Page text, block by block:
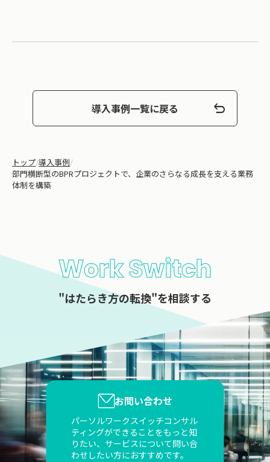
導入事例一覧に戻る
トップ/導入事例/
部門横断型のBPRプロジェクトで、企業のさらなる成長を支える業務
体制を構築
Work Switch
"はたらき方の転換"を相談する
お問い合わせ
パーソルワークスイッチコンサル
ティングができることをもっと知
りたい、サービスについて問い合
わせしたい方におすすめです。